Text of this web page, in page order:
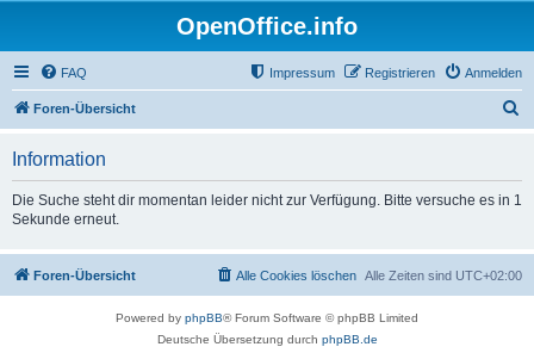
OpenOffice.info
FAQ Anmelden
Registrieren
Impressum
Foren-Übersicht
Information
Die Suche steht dir momentan leider nicht zur Verfügung. Bitte versuche es in 1
Sekunde erneut.
Foren-Übersicht Alle Zeiten sind UTC+02:00
Alle Cookies löschen
Powered by phpBB® Forum Software © phpBB Limited
Deutsche Übersetzung durch phpBB.de